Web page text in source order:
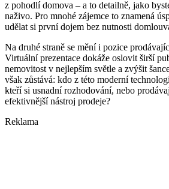
z pohodlí domova – a to detailně, jako
naživo. Pro mnohé zájemce to znamená
udělat si první dojem bez nutnosti
Na druhé straně se mění i pozice
Virtuální prezentace dokáže oslovit širší
nemovitost v nejlepším světle a zvýšit
však zůstává: kdo z této moderní
kteří si usnadní rozhodování, nebo
efektivnější nástroj prodeje?
Reklama